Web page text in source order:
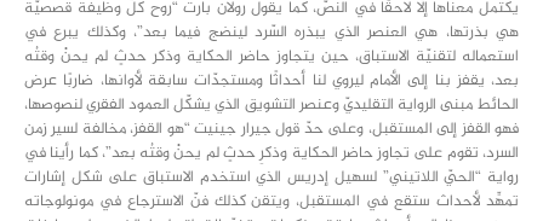
يكتمل معناها إلَّا لاحقًا في النصّ، كما يقول رولان بارت “روح كلّ وظيفة قصصيّة
هي بذرتها، هي العنصر الذي يبذره السّرد لينضج فيما بعد”، وكذلك يبرع في
استعماله لتقنيّة الاستباق، حين يتجاوز حاضر الحكاية وذكر حدثٍ لم يحنْ وقتُه
بعد، يقفز بنا إلى الأمام ليروي لنا أحداثًا ومستجدّات سابقة لأوانها، ضاربًا عرض
الحائط مبنى الرواية التقليديّ وعنصر التشويق الذي يشكّل العمود الفقري لنصوصها،
فهو القفز إلى المستقبل، وعلى حدّ قول جيرار جينيت “هو القفز، مخالفة لسير زمن
السرد، تقوم على تجاوز حاضر الحكاية وذكرِ حدثٍ لم يحنْ وقتُه بعد”، كما رأينا في
رواية “الحيّ اللاتيني” لسهيل إدريس الذي استخدم الاستباق على شكل إشارات
تمهِّد لأحداث ستقع في المستقبل، ويتقن كذلك فنّ الاسترجاع في مونولوجاته